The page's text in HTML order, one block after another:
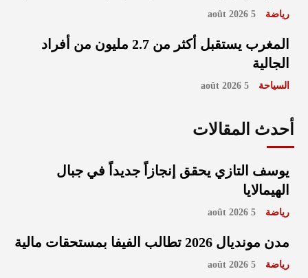
رياضة 5 août 2026
المغرب يستقبل أكثر من 2.7 مليون من أفراد
الجالية
السياحة 5 août 2026
أحدث المقالات
يوسف التازي يحقق إنجازاً جديداً في جبال
الهيمالايا
رياضة 5 août 2026
مدن مونديال 2026 تطالب الفيفا بمستحقات مالية
رياضة 5 août 2026